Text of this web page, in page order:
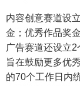
内容创意赛道设
金；优秀作品奖
广告赛道还设立2
旨在鼓励更多优
的70个工作日内